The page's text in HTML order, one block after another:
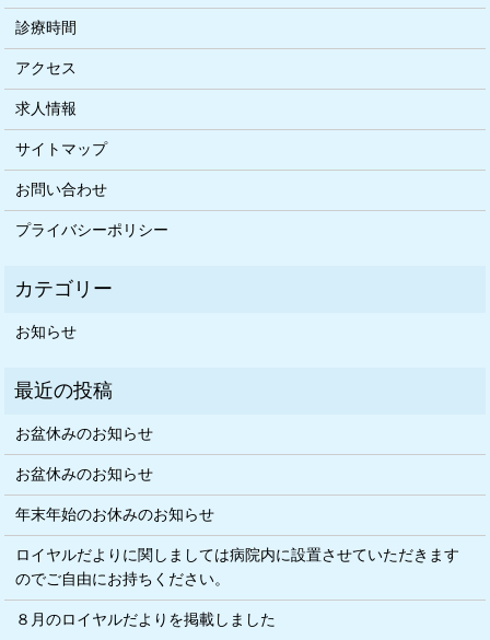
診療時間
アクセス
求人情報
サイトマップ
お問い合わせ
プライバシーポリシー
お知らせ
お盆休みのお知らせ
お盆休みのお知らせ
年末年始のお休みのお知らせ
ロイヤルだよりに関しましては病院内に設置させていただきます
のでご自由にお持ちください。
８月のロイヤルだよりを掲載しました